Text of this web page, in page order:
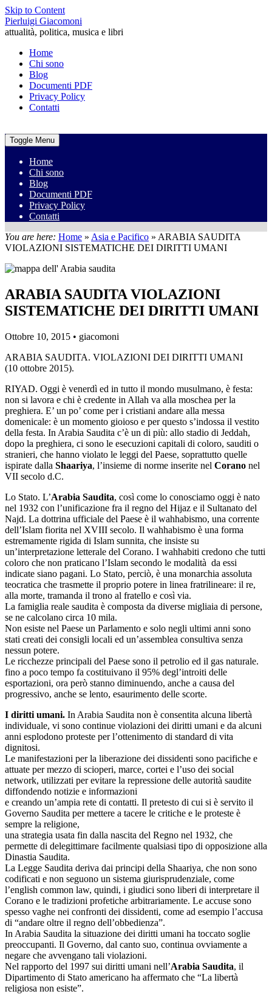
Skip to Content
Pierluigi Giacomoni
attualità, politica, musica e libri
Home
Chi sono
Blog
Documenti PDF
Privacy Policy
Contatti
Toggle Menu
Home
Chi sono
Blog
Documenti PDF
Privacy Policy
Contatti
You are here: Home » Asia e Pacifico » ARABIA SAUDITA
VIOLAZIONI SISTEMATICHE DEI DIRITTI UMANI
ARABIA SAUDITA VIOLAZIONI
SISTEMATICHE DEI DIRITTI UMANI
Ottobre 10, 2015 • giacomoni
ARABIA SAUDITA. VIOLAZIONI DEI DIRITTI UMANI
(10 ottobre 2015).
RIYAD. Oggi è venerdì ed in tutto il mondo musulmano, è festa:
non si lavora e chi è credente in Allah va alla moschea per la
preghiera. E’ un po’ come per i cristiani andare alla messa
domenicale: è un momento gioioso e per questo s’indossa il vestito
della festa. In Arabia Saudita c’è un di più: allo stadio di Jeddah,
dopo la preghiera, ci sono le esecuzioni capitali di coloro, sauditi o
stranieri, che hanno violato le leggi del Paese, soprattutto quelle
ispirate dalla Shaariya, l’insieme di norme inserite nel Corano nel
VII secolo d.C.
Lo Stato. L’Arabia Saudita, così come lo conosciamo oggi è nato
nel 1932 con l’unificazione fra il regno del Hijaz e il Sultanato del
Najd. La dottrina ufficiale del Paese è il wahhabismo, una corrente
dell’Islam fiorita nel XVIII secolo. Il wahhabismo è una forma
estremamente rigida di Islam sunnita, che insiste su
un’interpretazione letterale del Corano. I wahhabiti credono che tutti
coloro che non praticano l’Islam secondo le modalità da essi
indicate siano pagani. Lo Stato, perciò, è una monarchia assoluta
teocratica che trasmette il proprio potere in linea fratrilineare: il re,
alla morte, tramanda il trono al fratello e così via.
La famiglia reale saudita è composta da diverse migliaia di persone,
se ne calcolano circa 10 mila.
Non esiste nel Paese un Parlamento e solo negli ultimi anni sono
stati creati dei consigli locali ed un’assemblea consultiva senza
nessun potere.
Le ricchezze principali del Paese sono il petrolio ed il gas naturale.
fino a poco tempo fa costituivano il 95% degl’introiti delle
esportazioni, ora però stanno diminuendo, anche a causa del
progressivo, anche se lento, esaurimento delle scorte.
I diritti umani. In Arabia Saudita non è consentita alcuna libertà
individuale, vi sono continue violazioni dei diritti umani e da alcuni
anni esplodono proteste per l’ottenimento di standard di vita
dignitosi.
Le manifestazioni per la liberazione dei dissidenti sono pacifiche e
attuate per mezzo di scioperi, marce, cortei e l’uso dei social
network, utilizzati per evitare la repressione delle autorità saudite
diffondendo notizie e informazioni
e creando un’ampia rete di contatti. Il pretesto di cui si è servito il
Governo Saudita per mettere a tacere le critiche e le proteste è
sempre la religione,
una strategia usata fin dalla nascita del Regno nel 1932, che
permette di delegittimare facilmente qualsiasi tipo di opposizione alla
Dinastia Saudita.
La Legge Saudita deriva dai principi della Shaariya, che non sono
codificati e non seguono un sistema giurisprudenziale, come
l’english common law, quindi, i giudici sono liberi di interpretare il
Corano e le tradizioni profetiche arbitrariamente. Le accuse sono
spesso vaghe nei confronti dei dissidenti, come ad esempio l’accusa
di “andare oltre il regno dell’obbedienza”.
In Arabia Saudita la situazione dei diritti umani ha toccato soglie
preoccupanti. Il Governo, dal canto suo, continua ovviamente a
negare che avvengano tali violazioni.
Nel rapporto del 1997 sui diritti umani nell’Arabia Saudita, il
Dipartimento di Stato americano ha affermato che “La libertà
religiosa non esiste”.